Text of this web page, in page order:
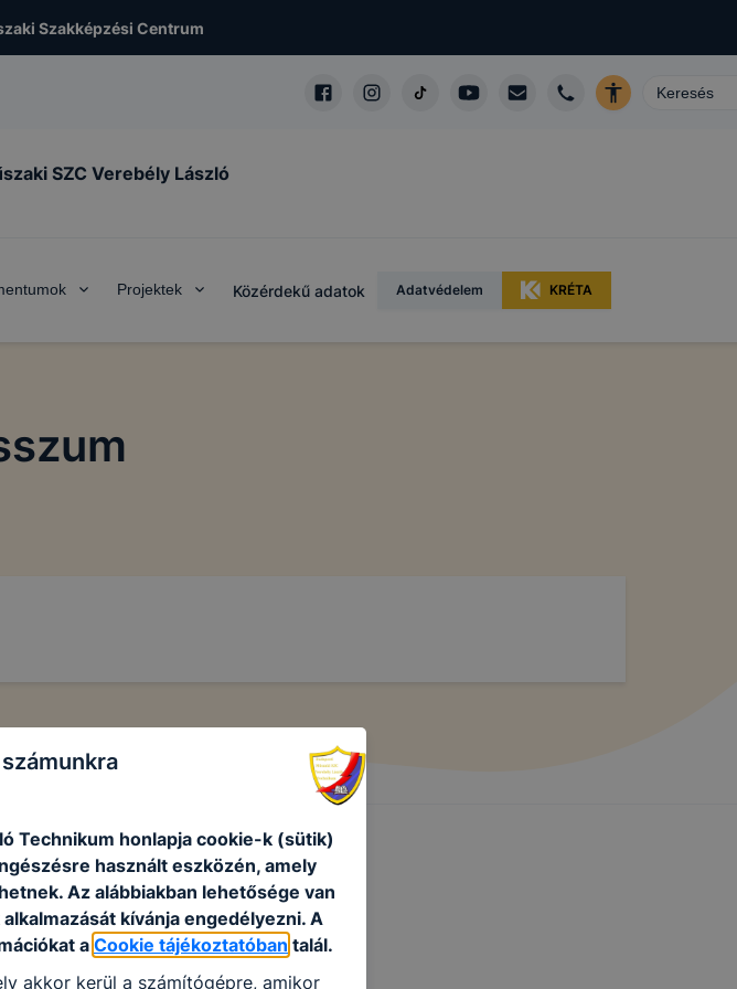
Szakképzési Centrum
SZC Verebély László
Projektek Közérdekű adatok Adatvédelem KRÉTA
Technikum honlapja cookie-k (sütik)
használt eszközén, amely
Az alábbiakban lehetősége van
kívánja engedélyezni. A
a Cookie tájékoztatóban talál.
akkor kerül a számítógépre, amikor